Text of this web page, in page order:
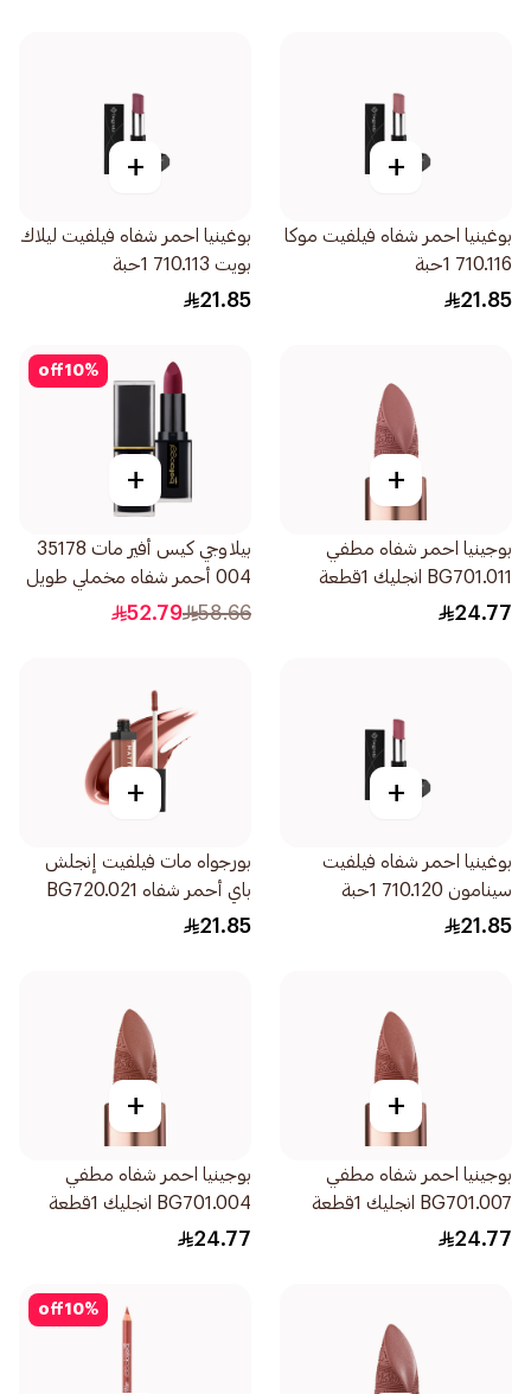
+
بوغينيا احمر شفاه فيلفيت موكا
710.116 1حبة
21.85
+
بوغينيا احمر شفاه فيلفيت ليلاك
بويت 710.113 1حبة
21.85
+
بوجينيا احمر شفاه مطفي
BG701.011 انجليك 1قطعة
24.77
10%
off
+
بيلاوجي كيس أفير مات 35178
004 أحمر شفاه مخملي طويل
الثبات 1قطعة
58.66
52.79
+
بوغينيا احمر شفاه فيلفيت
سينامون 710.120 1حبة
21.85
+
بورجواه مات فيلفيت إنجلش
باي أحمر شفاه BG720.021
1قطعة
21.85
+
بوجينيا احمر شفاه مطفي
BG701.007 انجليك 1قطعة
24.77
+
بوجينيا احمر شفاه مطفي
BG701.004 انجليك 1قطعة
24.77
10%
off